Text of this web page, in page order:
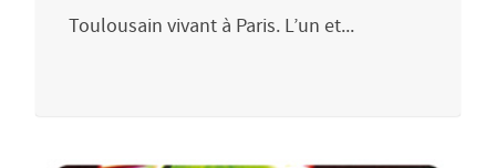
Toulousain vivant à Paris. L’un et...